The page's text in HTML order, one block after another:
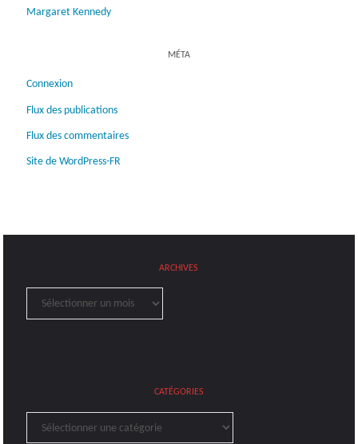
Margaret Kennedy
MÉTA
Connexion
Flux des publications
Flux des commentaires
Site de WordPress-FR
ARCHIVES
Archives
CATÉGORIES
Catégories